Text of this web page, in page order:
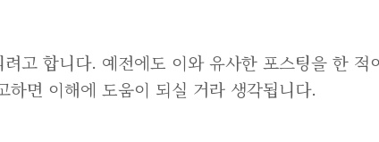
고 합니다. 예전에도 이와 유사한 포스팅을 한 적
면 이해에 도움이 되실 거라 생각됩니다.